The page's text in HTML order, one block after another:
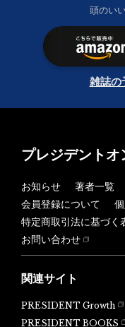
頭のい
雑誌の
プレジデントオ
お知らせ 著者一覧
会員登録について
特定商取引法に基づく
お問い合わせ
関連サイト
PRESIDENT Growth
PRESIDENT BOOKS